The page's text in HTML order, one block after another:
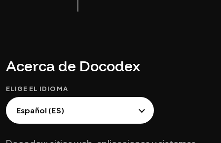
Acerca de Docodex
ELIGE EL IDIOMA